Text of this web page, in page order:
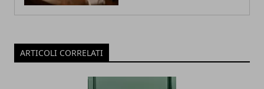
ARTICOLI CORRELATI